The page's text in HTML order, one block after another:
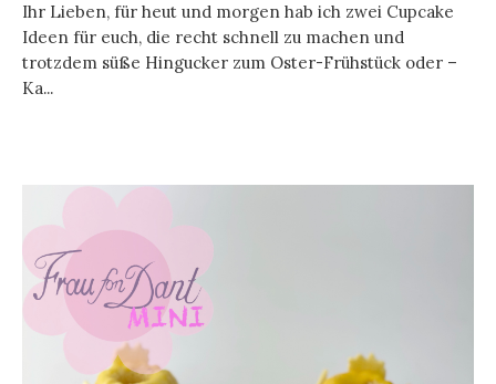
Ihr Lieben, für heut und morgen hab ich zwei Cupcake
Ideen für euch, die recht schnell zu machen und
trotzdem süße Hingucker zum Oster-Frühstück oder –
Ka...